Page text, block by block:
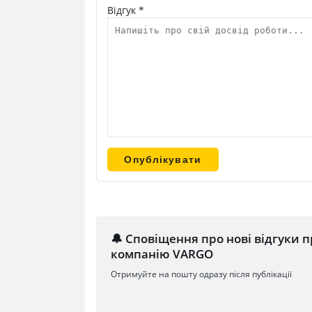
Відгук *
🔔 Сповіщення про нові відгуки
компанію VARGO
Отримуйте на пошту одразу після публікації